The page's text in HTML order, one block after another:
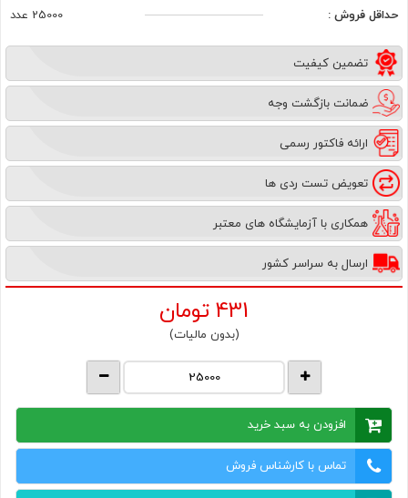
حداقل فروش :
25000 عدد
تضمین کیفیت
ضمانت بازگشت وجه
ارائه فاکتور رسمی
تعویض تست ردی ها
همکاری با آزمایشگاه های معتبر
ارسال به سراسر کشور
431 تومان
(بدون مالیات)
افزودن به سبد خرید
تماس با کارشناس فروش